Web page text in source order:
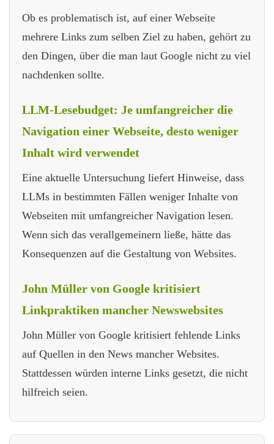
Ob es problematisch ist, auf einer Webseite
mehrere Links zum selben Ziel zu haben, gehört zu
den Dingen, über die man laut Google nicht zu viel
nachdenken sollte.
LLM-Lesebudget: Je umfangreicher die
Navigation einer Webseite, desto weniger
Inhalt wird verwendet
Eine aktuelle Untersuchung liefert Hinweise, dass
LLMs in bestimmten Fällen weniger Inhalte von
Webseiten mit umfangreicher Navigation lesen.
Wenn sich das verallgemeinern ließe, hätte das
Konsequenzen auf die Gestaltung von Websites.
John Müller von Google kritisiert
Linkpraktiken mancher Newswebsites
John Müller von Google kritisiert fehlende Links
auf Quellen in den News mancher Websites.
Stattdessen würden interne Links gesetzt, die nicht
hilfreich seien.